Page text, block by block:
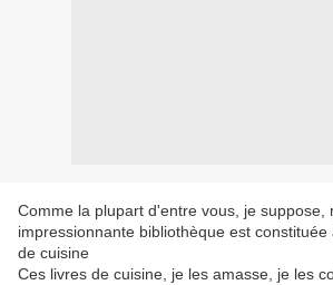
Comme la plupart d'entre vous, je suppose,
impressionnante bibliothèque est
de cuisine
Ces livres de cuisine, je les amasse, je les